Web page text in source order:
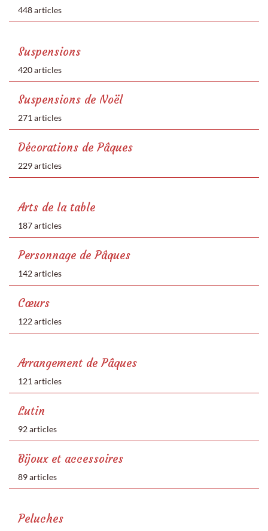
448 articles
Suspensions
420 articles
Suspensions de Noël
271 articles
Décorations de Pâques
229 articles
Arts de la table
187 articles
Personnage de Pâques
142 articles
Cœurs
122 articles
Arrangement de Pâques
121 articles
Lutin
92 articles
Bijoux et accessoires
89 articles
Peluches